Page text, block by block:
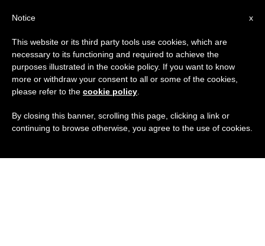
x
Notice
This website or its third party tools use cookies, which are
necessary to its functioning and required to achieve the
purposes illustrated in the cookie policy. If you want to know
more or withdraw your consent to all or some of the cookies,
please refer to the cookie policy
By closing this banner, scrolling this page, clicking a link or
continuing to browse otherwise, you agree to the use of cookies.